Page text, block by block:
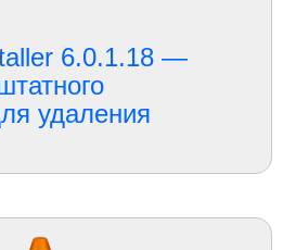
6.0.1.18 —
удаления